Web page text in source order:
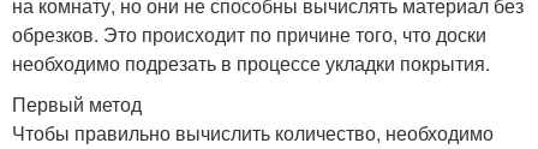
обрезков. Это происходит по причине того, что доски
необходимо подрезать в процессе укладки покрытия.
Первый метод
Чтобы правильно вычислить количество, необходимо